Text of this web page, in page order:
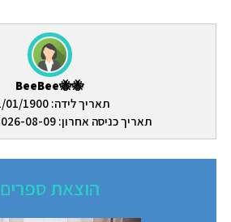
🐝🐝BeeBee
תאריך לידה: 01/01/1900
תאריך כניסה אחרון: 2026-08-09 22:27:01
הוצאת ספרים